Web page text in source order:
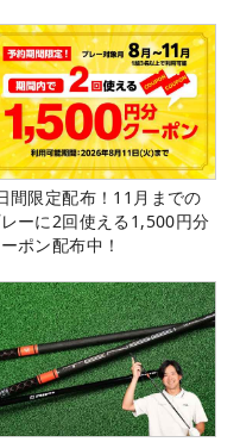
間限定配布！11月までの
ーに2回使える1,500円分
ポン配布中！